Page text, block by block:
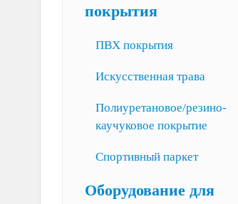
покрытия
ПВХ покрытия
Искусственная трава
Полиуретановое/резино-
каучуковое покрытие
Спортивный паркет
Оборудование для